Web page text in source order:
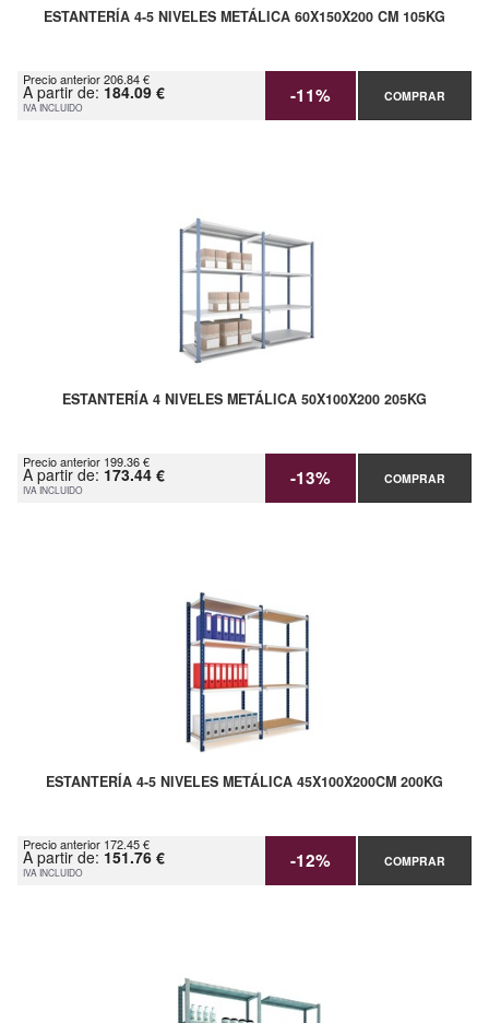
ESTANTERÍA 4-5 NIVELES METÁLICA 60X150X200 CM 105KG
Precio anterior 206.84 €
A partir de: 184.09 €
IVA INCLUIDO -11% COMPRAR
ESTANTERÍA 4 NIVELES METÁLICA 50X100X200 205KG
Precio anterior 199.36 €
A partir de: 173.44 €
IVA INCLUIDO -13% COMPRAR
ESTANTERÍA 4-5 NIVELES METÁLICA 45X100X200CM 200KG
Precio anterior 172.45 €
A partir de: 151.76 €
IVA INCLUIDO -12% COMPRAR